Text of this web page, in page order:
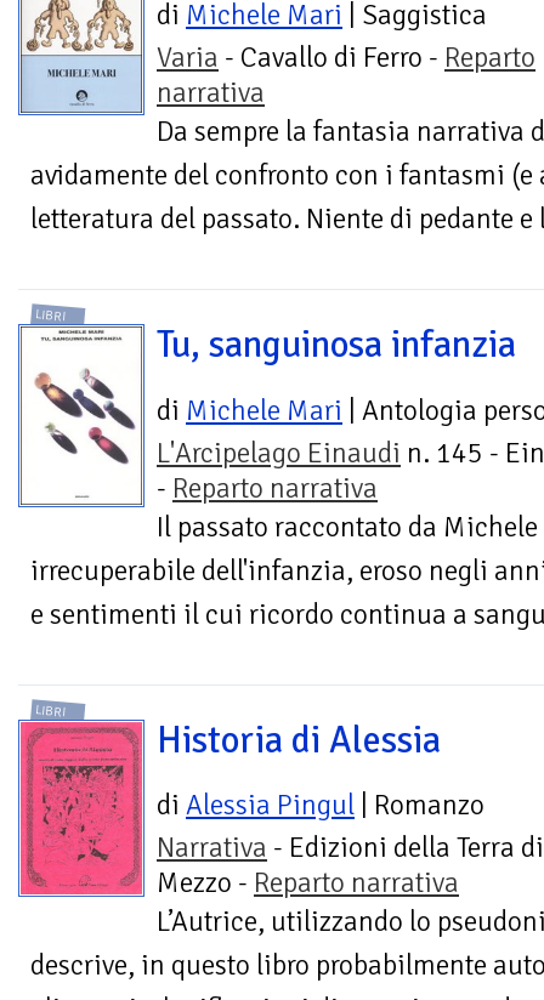
di Michele Mari | Saggistica
Varia - Cavallo di Ferro - Reparto
narrativa
Da sempre la fantasia narrativa
avidamente del confronto con i fantasmi
letteratura del passato. Niente di pedante
LIBRI
Tu, sanguinosa infanzia
di Michele Mari | Antologia
L'Arcipelago Einaudi n. 145 -
- Reparto narrativa
Il passato raccontato da
irrecuperabile dell'infanzia, eroso negli
e sentimenti il cui ricordo continua a
LIBRI
Historia di Alessia
di Alessia Pingul | Romanzo
Narrativa - Edizioni della Terra di
Mezzo - Reparto narrativa
L’Autrice, utilizzando lo
descrive, in questo libro probabilmente